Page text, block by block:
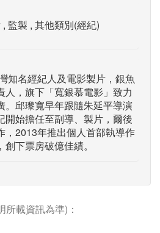
監製 , 其他類別(經紀)
知名經紀人及電影製片，銀魚
人，旗下「寬銀慕電影」致力
。邱瓈寬早年跟隨朱延平導演
開始擔任至副導、製片，爾後
，2013年推出個人首部執導作
下票房破億佳績。
載資訊為準)：